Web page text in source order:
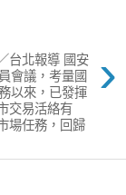
›
台北報導 國安
會議，考量國
以來，已發揮
交易活絡有
場任務，回歸